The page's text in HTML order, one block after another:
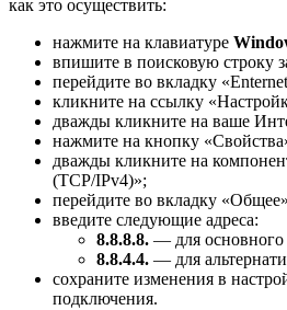
как это осуществить:
нажмите на клавиатуре
впишите в поисковую строку
перейдите во вкладку
кликните на ссылку
дважды кликните на ваше
нажмите на кнопку
дважды кликните на
(TCP/IPv4)»;
перейдите во вкладку
введите следующие адреса:
8.8.8.8. — для основного
8.8.4.4. — для
сохраните изменения в
подключения.